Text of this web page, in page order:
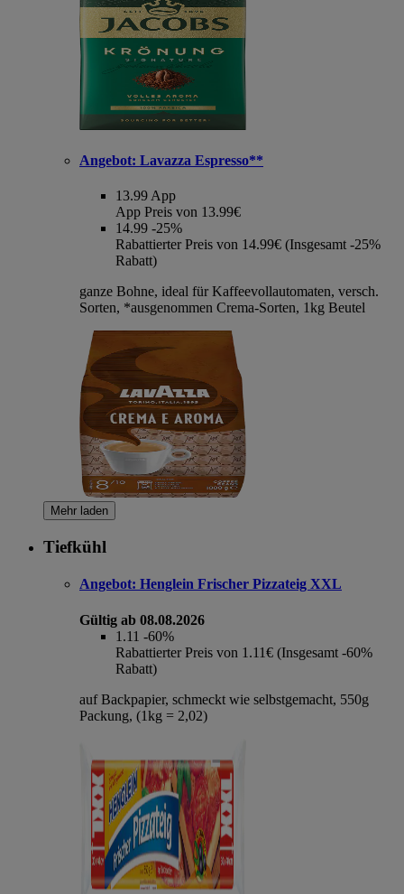
Angebot: Lavazza Espresso**
13.99 App
App Preis von 13.99€
14.99 -25%
Rabattierter Preis von 14.99€ (Insgesamt -25%
Rabatt)
ganze Bohne, ideal für Kaffeevollautomaten, versch.
Sorten, *ausgenommen Crema-Sorten, 1kg Beutel
Mehr laden
Tiefkühl
Angebot: Henglein Frischer Pizzateig XXL
Gültig ab 08.08.2026
1.11 -60%
Rabattierter Preis von 1.11€ (Insgesamt -60%
Rabatt)
auf Backpapier, schmeckt wie selbstgemacht, 550g
Packung, (1kg = 2,02)